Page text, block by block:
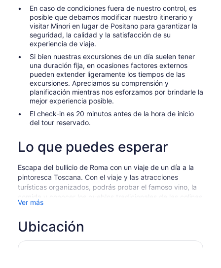
En caso de condiciones fuera de nuestro control, es
posible que debamos modificar nuestro itinerario y
visitar Minori en lugar de Positano para garantizar la
seguridad, la calidad y la satisfacción de su
experiencia de viaje.
Si bien nuestras excursiones de un día suelen tener
una duración fija, en ocasiones factores externos
pueden extender ligeramente los tiempos de las
excursiones. Apreciamos su comprensión y
planificación mientras nos esforzamos por brindarle la
mejor experiencia posible.
El check-in es 20 minutos antes de la hora de inicio
del tour reservado.
Lo que puedes esperar
Escapa del bullicio de Roma con un viaje de un día a la
pintoresca Toscana. Con el viaje y las atracciones
turísticas organizados, podrás probar el famoso vino, la
comida y conocer los pueblos tradicionales de las colinas
en el mismo día y reanudar tus vacaciones renovado por
Un autobús cómodo y con aire acondicionado te pasará
a buscar en Roma. Al salir de la ciudad para disfrutar de
Ver más
Ubicación